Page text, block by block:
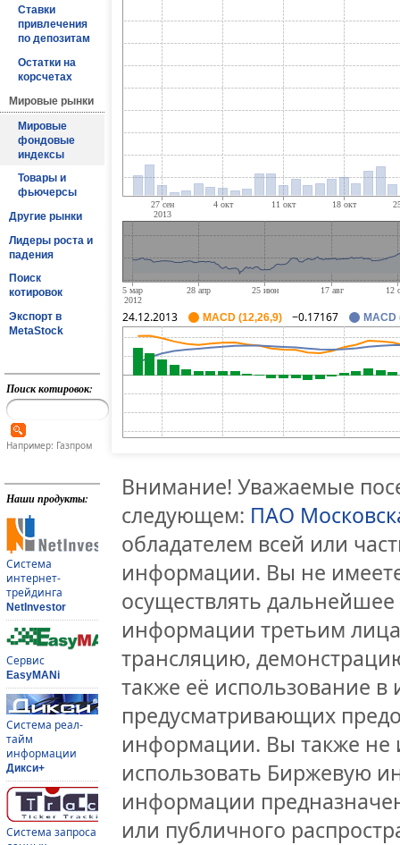
Ставки
привлечения
по депозитам
Остатки на
корсчетах
Мировые рынки
Мировые
фондовые
индексы
Товары и
фьючерсы
Другие рынки
Лидеры роста и
падения
Поиск
котировок
Экспорт в
MetaStock
Поиск котировок:
Например: Газпром
Наши продукты:
Система
интернет-
трейдинга
NetInvestor
Сервис
EasyMANi
Система реал-
тайм
информации
Дикси+
Система запроса
24.12.2013 MACD (12,26,9) −0.17167 MACD
Внимание! Уважаемые
следующем: ПАО
обладателем всей или
информации. Вы не
осуществлять
информации третьим
трансляцию,
также её использование
предусматривающих
информации. Вы также не
использовать Биржевую
информации
или публичного